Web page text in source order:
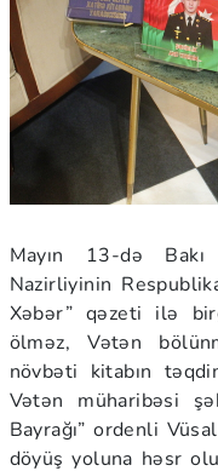
Mayın 13-də
Nazirliyinin
Xəbər” qəzeti ilə
ölməz, Vətən
növbəti kitabın
Vətən müharibəsi
Bayrağı” ordenli
döyüş yoluna həsr